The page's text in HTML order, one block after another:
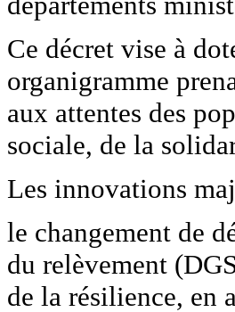
Ce décret vise à
organigramme
aux attentes des
sociale, de la
Les innovations
le changement de
du relèvement
de la résilience, en